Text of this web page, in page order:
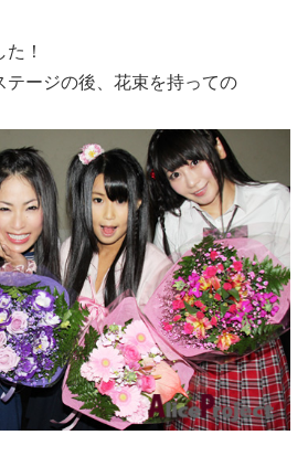
！
テージの後、花束を持っての